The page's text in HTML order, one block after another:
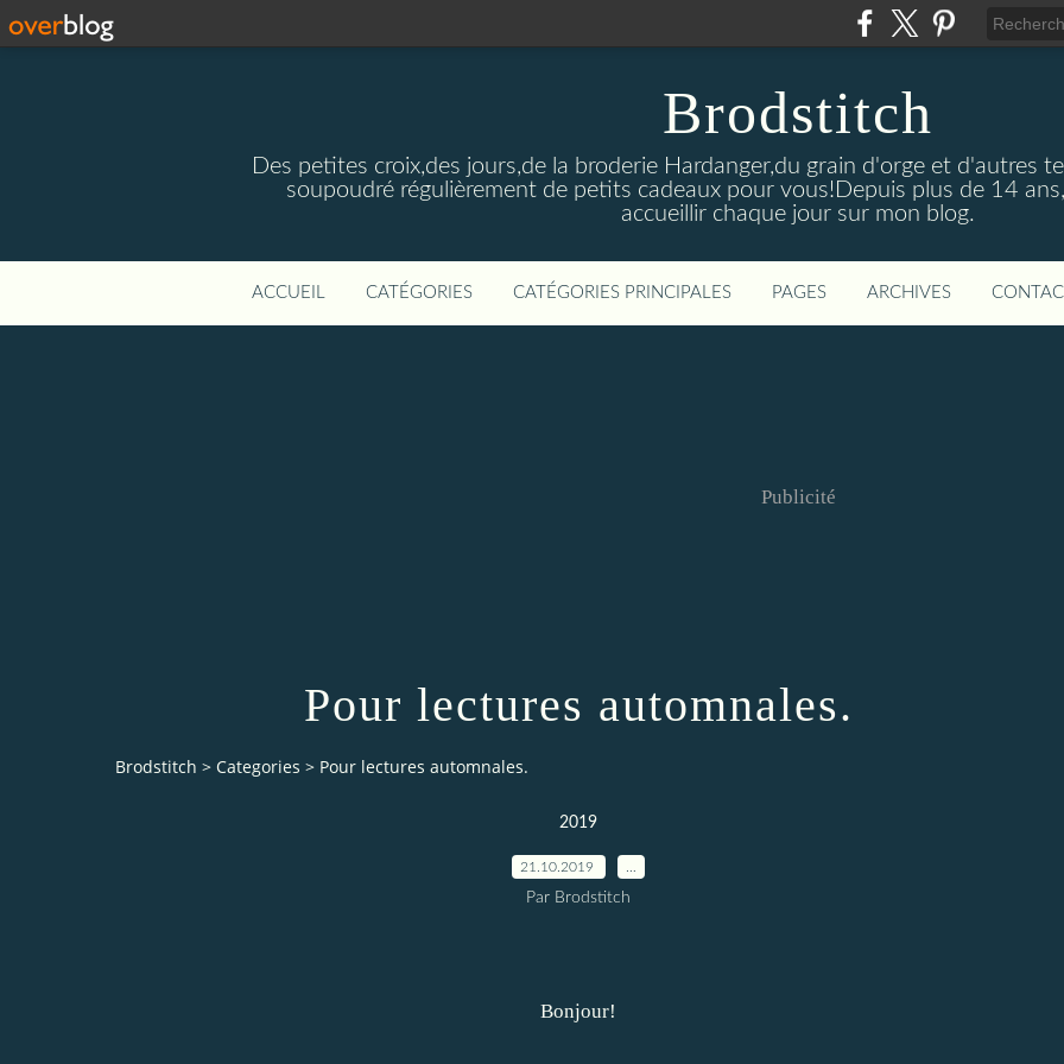
Brodstitch
Des petites croix,des jours,de la broderie Hardanger,du grain d'orge et d'autres
soupoudré régulièrement de petits cadeaux pour vous!Depuis plus de 14
accueillir chaque jour sur mon blog.
ACCUEIL CATÉGORIES CATÉGORIES PRINCIPALES PAGES ARCHIVES
Publicité
Pour lectures automnales.
Brodstitch > Categories > Pour lectures automnales.
2019
21.10.2019
Par Brodstitch
Bonjour!